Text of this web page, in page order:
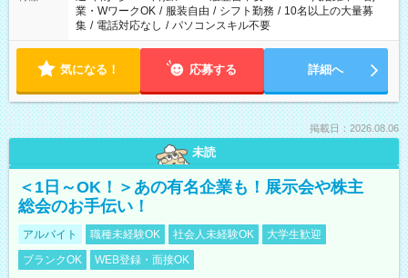
業・WワークOK / 服装自由 / シフト勤務 / 10名以上の大量募
集 / 電話対応なし / パソコンスキル不要
気になる！ 応募する 詳細へ
掲載日：2026.08.06
未読
＜1日～OK！＞あの有名企業も！展示会や株主
総会のお手伝い！
アルバイト 職種未経験OK 社会人未経験OK
大学生歓迎
ブランクOK
WEB登録・面接OK